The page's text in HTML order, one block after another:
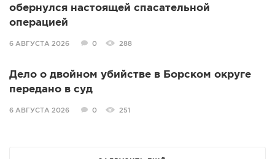
обернулся настоящей спасательной
операцией
6 АВГУСТА 2026 0 288
Дело о двойном убийстве в Борском округе
передано в суд
6 АВГУСТА 2026 0 251